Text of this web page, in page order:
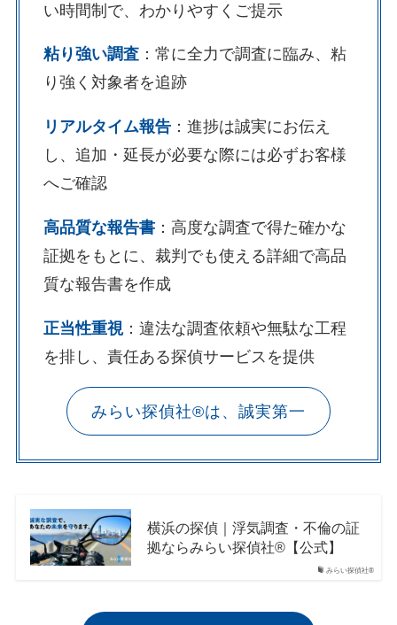
い時間制で、わかりやすくご提示
粘り強い調査：常に全力で調査に臨み、粘
り強く対象者を追跡
リアルタイム報告：進捗は誠実にお伝え
し、追加・延長が必要な際には必ずお客様
へご確認
高品質な報告書：高度な調査で得た確かな
証拠をもとに、裁判でも使える詳細で高品
質な報告書を作成
正当性重視：違法な調査依頼や無駄な工程
を排し、責任ある探偵サービスを提供
みらい探偵社®︎は、誠実第一
みらい探偵社®︎
横浜の探偵｜浮気調査・不倫の証
拠ならみらい探偵社®︎【公式】